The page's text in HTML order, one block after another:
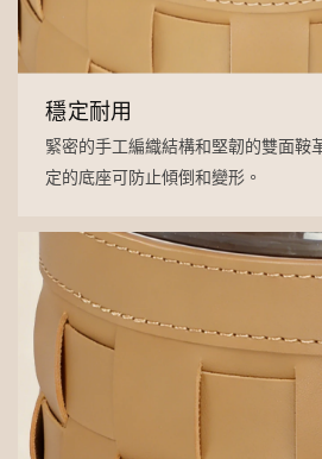
穩定耐用
緊密的手工編織結構和堅韌的雙面鞍
定的底座可防止傾倒和變形。